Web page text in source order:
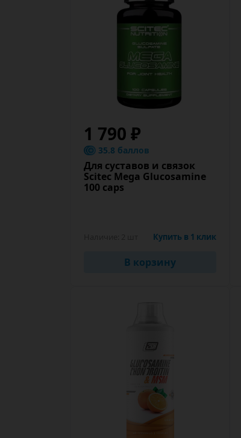
1 790 ₽
35.8 баллов
Для суставов и связок
Scitec Mega Glucosamine
100 caps
Купить в 1 клик
В корзину